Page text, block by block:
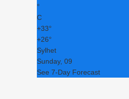
°
C
+33°
+26°
Sylhet
Sunday, 09
See 7-Day Forecast